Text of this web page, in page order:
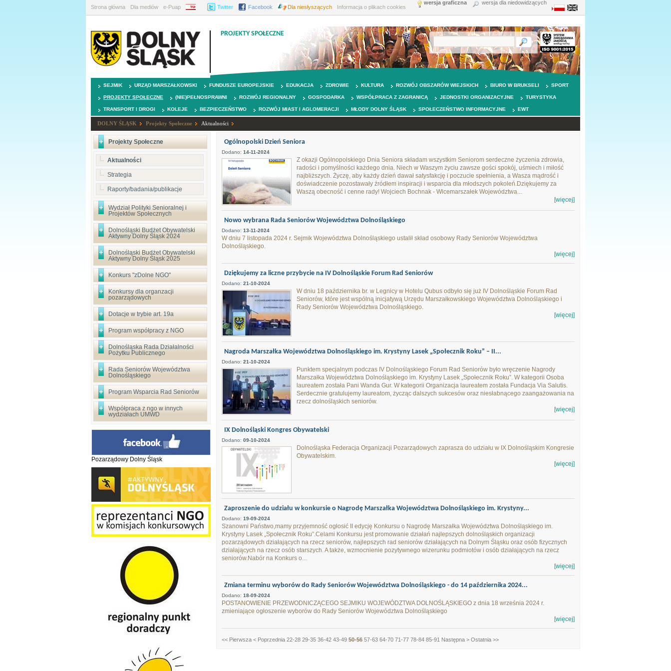
Strona główna Dla mediów e-Puap BIP Twitter Facebook Dla niesłyszących Informacja o plikach cookies
wersja graficzna wersja dla niedowidzących
PROJEKTY SPOŁECZNE
SEJMIK URZĄD MARSZAŁKOWSKI FUNDUSZE EUROPEJSKIE EDUKACJA ZDROWIE KULTURA ROZWÓJ OBSZARÓW WIEJSKICH BIURO W BRUKSELI SPORT
PROJEKTY SPOŁECZNE (NIE)PEŁNOSPRAWNI ROZWÓJ REGIONALNY GOSPODARKA WSPÓŁPRACA Z ZAGRANICĄ JEDNOSTKI ORGANIZACYJNE TURYSTYKA
TRANSPORT I DROGI KOLEJE BEZPIECZEŃSTWO ROZWÓJ MIAST I AGLOMERACJI MŁODY DOLNY ŚLĄSK SPOŁECZEŃSTWO INFORMACYJNE EWT
DOLNY ŚLĄSK Projekty Społeczne Aktualności
Projekty Społeczne
Aktualności
Strategia
Raporty/badania/publikacje
Wydział Polityki Senioralnej i
Projektów Społecznych
Dolnośląski Budżet Obywatelski
Aktywny Dolny Śląsk 2024
Dolnośląski Budżet Obywatelski
Aktywny Dolny Śląsk 2025
Konkurs "zDolne NGO"
Konkursy dla organzacji
pozarządowych
Dotacje w trybie art. 19a
Program współpracy z NGO
Dolnośląska Rada Działalności
Pożytku Publicznego
Rada Seniorów Województwa
Dolnośląskiego
Program Wsparcia Rad Seniorów
Współpraca z ngo w innych
wydziałach UMWD
Pozarządowy Dolny Śląsk
Ogólnopolski Dzień Seniora
Dodano: 14-11-2024
Z okazji Ogólnopolskiego Dnia Seniora składam wszystkim Seniorom serdeczne życzenia zdrowia,
radości i pomyślności każdego dnia. Niech w Waszym życiu zawsze gości spokój, uśmiech i miłość
najbliższych. Życzę, aby każdy dzień dawał satysfakcję i poczucie spełnienia, a Wasza mądrość i
doświadczenie pozostawały źródłem inspiracji i wsparcia dla młodszych pokoleń.Dziękujemy za
Waszą obecność i cenne rady! Wojciech Bochnak - Wicemarszałek Województwa...
[więcej]
Nowo wybrana Rada Seniorów Województwa Dolnośląskiego
Dodano: 13-11-2024
W dniu 7 listopada 2024 r. Sejmik Województwa Dolnośląskiego ustalił skład osobowy Rady Seniorów Województwa
Dolnośląskiego.
[więcej]
Dziękujemy za liczne przybycie na IV Dolnośląskie Forum Rad Seniorów
Dodano: 21-10-2024
W dniu 18 października br. w Legnicy w Hotelu Qubus odbyło się już IV Dolnośląskie Forum Rad
Seniorów, które jest wspólną inicjatywą Urzędu Marszałkowskiego Województwa Dolnośląskiego i
Rady Seniorów Województwa Dolnośląskiego.
[więcej]
Nagroda Marszałka Województwa Dolnośląskiego im. Krystyny Lasek „Społecznik Roku” – II...
Dodano: 21-10-2024
Punktem specjalnym podczas IV Dolnośląskiego Forum Rad Seniorów było wręczenie Nagrody
Marszałka Województwa Dolnośląskiego im. Krystyny Lasek „Społecznik Roku”. W kategorii Osoba
laureatem została Pani Wanda Gur. W kategorii Organizacja laureatem została Fundacja Via Salutis.
Serdecznie gratulujemy laureatom, życząc dalszych sukcesów oraz niesłabnącego zaangażowania na
rzecz dolnośląskich seniorów.
[więcej]
IX Dolnośląski Kongres Obywatelski
Dodano: 09-10-2024
Dolnośląska Federacja Organizacji Pozarządowych zaprasza do udziału w IX Dolnośląskim Kongresie
Obywatelskim.
[więcej]
Zaproszenie do udziału w konkursie o Nagrodę Marszałka Województwa Dolnośląskiego im. Krystyny...
Dodano: 19-09-2024
Szanowni Państwo,mamy przyjemność ogłosić II edycję Konkursu o Nagrodę Marszałka Województwa Dolnośląskiego im.
Krystyny Lasek „Społecznik Roku”.Celami Konkursu jest promowanie działań najlepszych dolnośląskich organizacji
pozarządowych działających na rzecz seniorów, najlepszych rad seniorów działających na Dolnym Śląsku oraz osób fizycznych
działających na rzecz osób starszych. A także, wzmocnienie pozytywnego wizerunku podmiotów i osób działających na rzecz
seniorów.Nabór na Konkurs o...
[więcej]
Zmiana terminu wyborów do Rady Seniorów Województwa Dolnośląskiego - do 14 października 2024...
Dodano: 18-09-2024
POSTANOWIENIE PRZEWODNICZĄCEGO SEJMIKU WOJEWÓDZTWA DOLNOŚLĄSKIEGO z dnia 18 września 2024 r.
zmieniające ogłoszenie wyborów do Rady Seniorów Województwa Dolnośląskiego
[więcej]
<< Pierwsza < Poprzednia 22-28 29-35 36-42 43-49 50-56 57-63 64-70 71-77 78-84 85-91 Następna > Ostatnia >>